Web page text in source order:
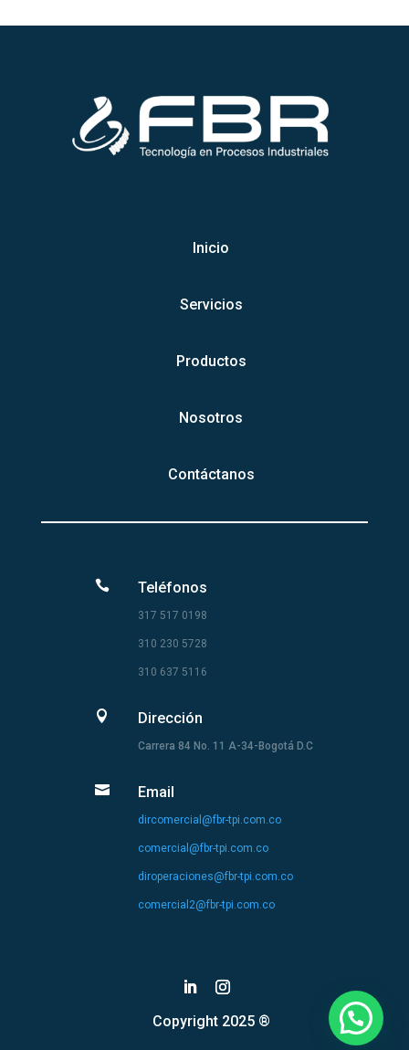
Inicio
Servicios
Productos
Nosotros
Contáctanos
 Teléfonos
317 517 0198
310 230 5728
310 637 5116
 Dirección
Carrera 84 No. 11 A-34-Bogotá D.C
 Email
dircomercial@fbr-tpi.com.co
comercial@fbr-tpi.com.co
diroperaciones@fbr-tpi.com.co
comercial2@fbr-tpi.com.co
Copyright 2025 ®